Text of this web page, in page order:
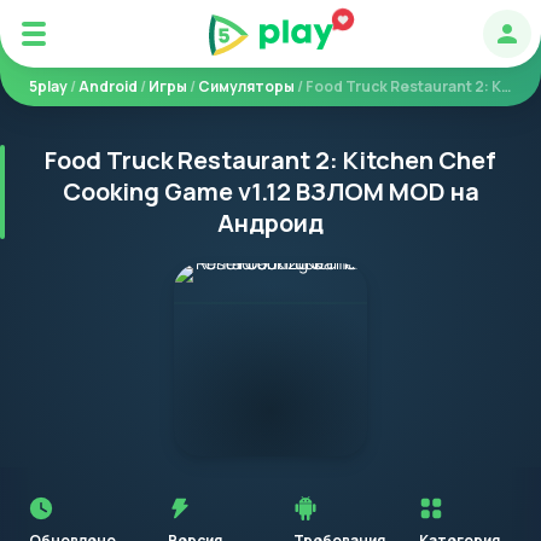
5play/Android /Игры /Симуляторы / Food Truck Restaurant 2: Kitchen Chef Cooking Game
Food Truck Restaurant 2: Kitchen Chef
Cooking Game v1.12 ВЗЛОМ MOD на
Андроид
установкой
приложения